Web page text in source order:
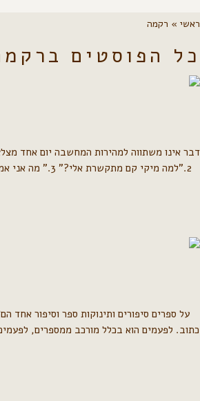
ראשי » רקמה
כל הפוסטים ב
על ספרים סיפורים ותינוקות ספר וסיפור אחד
כתוב. לפעמים הוא בכלל מורכב ממספרים,